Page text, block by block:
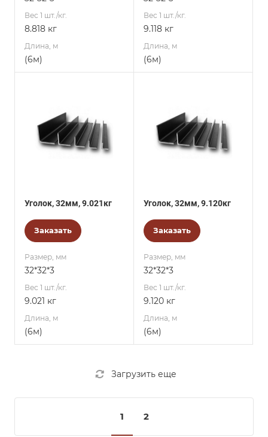
Вес 1 шт./кг.
8.818 кг
Длина, м
(6м)
Вес 1 шт./кг.
9.118 кг
Длина, м
(6м)
Уголок, 32мм, 9.021кг
Заказать
Размер, мм
32*32*3
Вес 1 шт./кг.
9.021 кг
Длина, м
(6м)
Уголок, 32мм, 9.120кг
Заказать
Размер, мм
32*32*3
Вес 1 шт./кг.
9.120 кг
Длина, м
(6м)
Загрузить еще
1 2